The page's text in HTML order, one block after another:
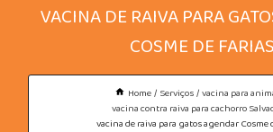
VACINA DE RAIVA PARA
COSME DE FARIAS
Home Serviços vacina para
vacina contra raiva para cachorro
vacina de raiva para gatos agendar Cosme